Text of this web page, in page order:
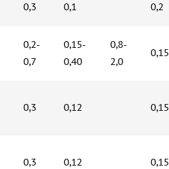
0,3 0,1 0,2
0,2-
0,7
0,15-
0,40
0,8-
2,0
0,15
0,3 0,12 0,15
0,3 0,12 0,15